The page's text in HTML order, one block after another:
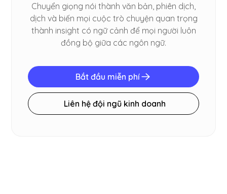
Chuyển giọng nói thành văn bản, phiên dịch,
dịch và biến mọi cuộc trò chuyện quan trọng
thành insight có ngữ cảnh để mọi người luôn
đồng bộ giữa các ngôn ngữ.
Bắt đầu miễn phí
Liên hệ đội ngũ kinh doanh